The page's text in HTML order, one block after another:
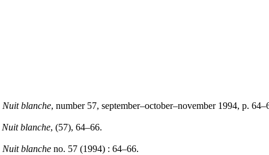
Nuit blanche, number 57, september–october–november 1994, p.
Nuit blanche, (57), 64–66.
Nuit blanche no. 57 (1994) : 64–66.